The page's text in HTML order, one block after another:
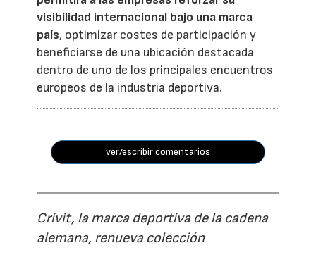
visibilidad internacional bajo una marca
país, optimizar costes de participación y
beneficiarse de una ubicación destacada
dentro de uno de los principales encuentros
europeos de la industria deportiva.
ver/escribir comentarios
Crivit, la marca deportiva de la cadena
alemana, renueva colección